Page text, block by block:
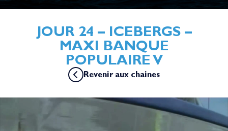
JOUR 24 – ICEBERGS –
MAXI BANQUE
POPULAIRE V
Revenir aux chaines